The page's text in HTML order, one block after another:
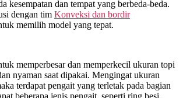
kesempatan dan tempat yang berbeda-beda.
dengan tim Konveksi dan bordir
memilih model yang tepat.
memperbesar dan memperkecil ukuran topi
nyaman saat dipakai. Mengingat ukuran
terdapat pengait yang terletak pada bagian